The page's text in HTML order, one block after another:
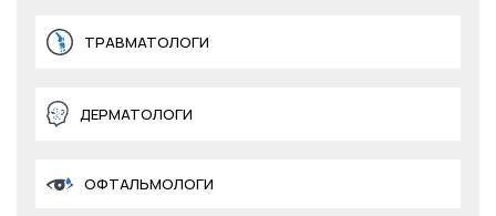
ТРАВМАТОЛОГИ
ДЕРМАТОЛОГИ
ОФТАЛЬМОЛОГИ